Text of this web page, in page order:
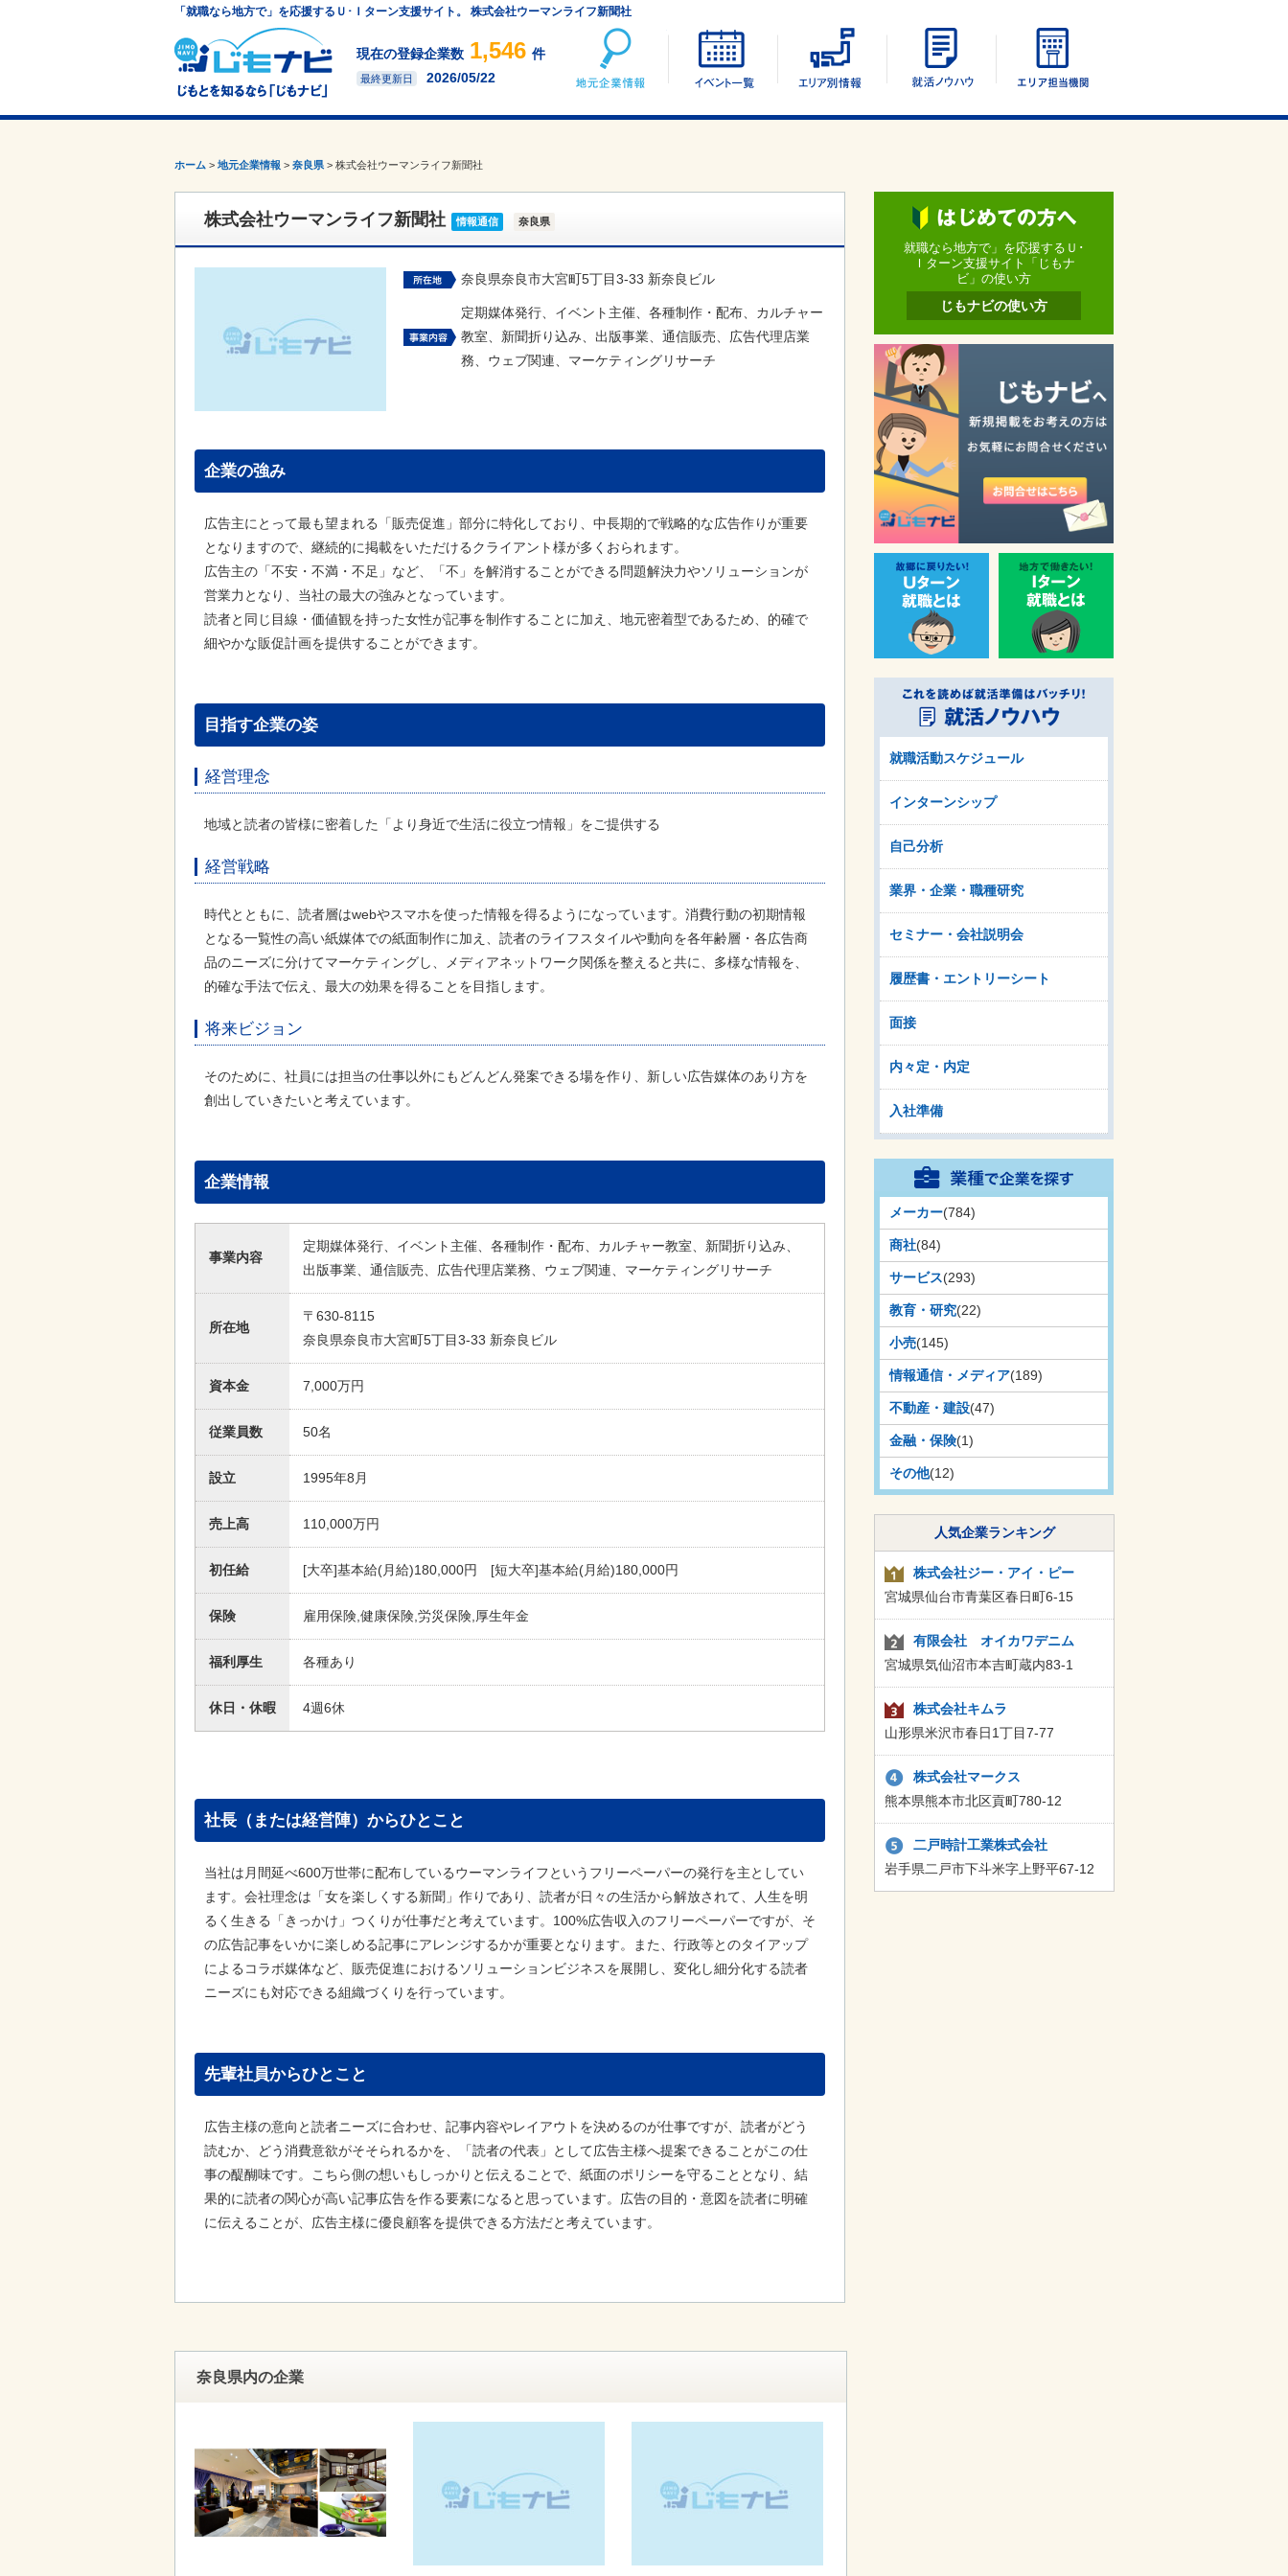
「就職なら地方で」を応援するＵ･Ｉターン支援サイト。 株式会社ウーマンライフ新聞社
現在の登録企業数 1,546 件
最終更新日 2026/05/22
地元企業情報 イベント一覧 エリア別情報 UIターン就活ノウハウ
ホーム > 地元企業情報 > 奈良県 > 株式会社ウーマンライフ新聞社
株式会社ウーマンライフ新聞社 情報通信 奈良県
奈良県奈良市大宮町5丁目3-33 新奈良ビル
定期媒体発行、イベント主催、各種制作・配布、カルチャー
教室、新聞折り込み、出版事業、通信販売、広告代理店業
務、ウェブ関連、マーケティングリサーチ
企業の強み
広告主にとって最も望まれる「販売促進」部分に特化しており、中長期的で戦略的な広告作りが重要
となりますので、継続的に掲載をいただけるクライアント様が多くおられます。
広告主の「不安・不満・不足」など、「不」を解消することができる問題解決力やソリューションが
営業力となり、当社の最大の強みとなっています。
読者と同じ目線・価値観を持った女性が記事を制作することに加え、地元密着型であるため、的確で
細やかな販促計画を提供することができます。
目指す企業の姿
経営理念
地域と読者の皆様に密着した「より身近で生活に役立つ情報」をご提供する
経営戦略
時代とともに、読者層はwebやスマホを使った情報を得るようになっています。消費行動の初期情報
となる一覧性の高い紙媒体での紙面制作に加え、読者のライフスタイルや動向を各年齢層・各広告商
品のニーズに分けてマーケティングし、メディアネットワーク関係を整えると共に、多様な情報を、
的確な手法で伝え、最大の効果を得ることを目指します。
将来ビジョン
そのために、社員には担当の仕事以外にもどんどん発案できる場を作り、新しい広告媒体のあり方を
創出していきたいと考えています。
企業情報
事業内容
定期媒体発行、イベント主催、各種制作・配布、カルチャー教室、新聞折り込み、
出版事業、通信販売、広告代理店業務、ウェブ関連、マーケティングリサーチ
所在地
〒630-8115
奈良県奈良市大宮町5丁目3-33 新奈良ビル
資本金 7,000万円
従業員数 50名
設立 1995年8月
売上高 110,000万円
初任給 [大卒]基本給(月給)180,000円 [短大卒]基本給(月給)180,000円
保険 雇用保険,健康保険,労災保険,厚生年金
福利厚生 各種あり
休日・休暇 4週6休
社長（または経営陣）からひとこと
当社は月間延べ600万世帯に配布しているウーマンライフというフリーペーパーの発行を主としてい
ます。会社理念は「女を楽しくする新聞」作りであり、読者が日々の生活から解放されて、人生を明
るく生きる「きっかけ」つくりが仕事だと考えています。100%広告収入のフリーペーパーですが、そ
の広告記事をいかに楽しめる記事にアレンジするかが重要となります。また、行政等とのタイアップ
によるコラボ媒体など、販売促進におけるソリューションビジネスを展開し、変化し細分化する読者
ニーズにも対応できる組織づくりを行っています。
先輩社員からひとこと
広告主様の意向と読者ニーズに合わせ、記事内容やレイアウトを決めるのが仕事ですが、読者がどう
読むか、どう消費意欲がそそられるかを、「読者の代表」として広告主様へ提案できることがこの仕
事の醍醐味です。こちら側の想いもしっかりと伝えることで、紙面のポリシーを守ることとなり、結
果的に読者の関心が高い記事広告を作る要素になると思っています。広告の目的・意図を読者に明確
に伝えることが、広告主様に優良顧客を提供できる方法だと考えています。
奈良県内の企業
就職なら地方で」を応援するＵ･
Ｉターン支援サイト「じもナ
ビ」の使い方
じもナビの使い方
就職活動スケジュール
インターンシップ
自己分析
業界・企業・職種研究
セミナー・会社説明会
履歴書・エントリーシート
面接
内々定・内定
入社準備
メーカー(784)
商社(84)
サービス(293)
教育・研究(22)
小売(145)
情報通信・メディア(189)
不動産・建設(47)
金融・保険(1)
その他(12)
人気企業ランキング
株式会社ジー・アイ・ピー
宮城県仙台市青葉区春日町6-15
有限会社 オイカワデニム
宮城県気仙沼市本吉町蔵内83-1
株式会社キムラ
山形県米沢市春日1丁目7-77
株式会社マークス
熊本県熊本市北区貢町780-12
二戸時計工業株式会社
岩手県二戸市下斗米字上野平67-12